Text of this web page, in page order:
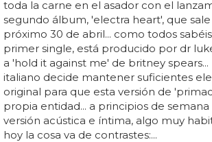
toda la carne en el asador con el
segundo álbum, 'electra heart', que
próximo 30 de abril... como todos
primer single, está producido por dr
a 'hold it against me' de britney
italiano decide mantener suficientes
original para que esta versión de
propia entidad... a principios de
versión acústica e íntima, algo muy
hoy la cosa va de contrastes:...